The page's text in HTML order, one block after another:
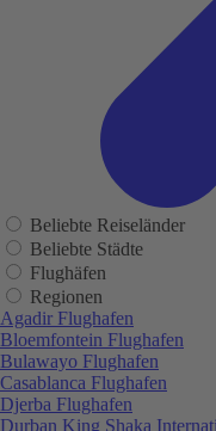
Beliebte Reiseländer
Beliebte Städte
Flughäfen
Regionen
Agadir Flughafen
Bloemfontein Flughafen
Bulawayo Flughafen
Casablanca Flughafen
Djerba Flughafen
Durban King Shaka